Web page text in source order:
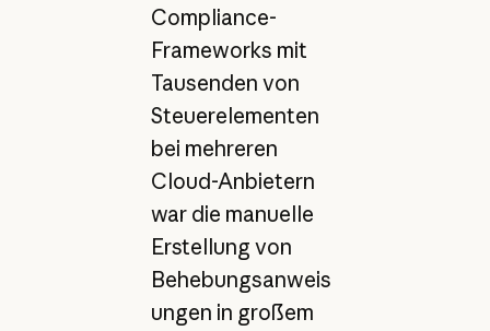
Compliance-
Frameworks mit
Tausenden von
Steuerelementen
bei mehreren
Cloud-Anbietern
war die manuelle
Erstellung von
Behebungsanweis
ungen in großem